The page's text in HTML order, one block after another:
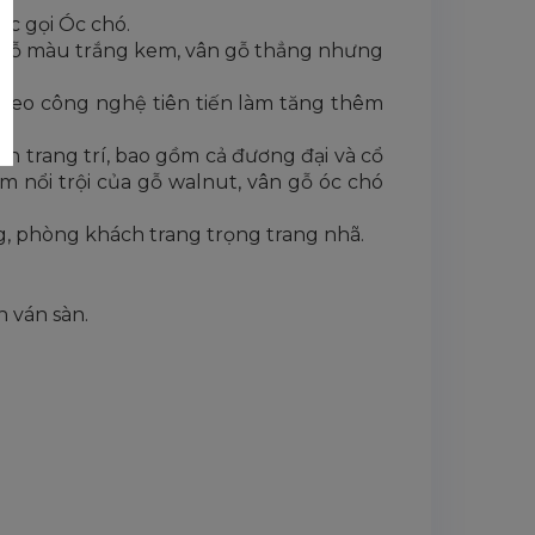
gọi Óc chó.
màu trắng kem, vân gỗ thẳng nhưng
công nghệ tiên tiến làm tăng thêm
trang trí, bao gồm cả đương đại và cổ
nổi trội của gỗ walnut, vân gỗ óc chó
phòng khách trang trọng trang nhã.
ván sàn.